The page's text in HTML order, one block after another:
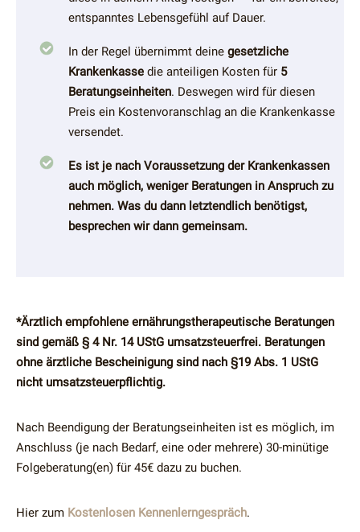
entspanntes Lebensgefühl auf Dauer.
In der Regel übernimmt deinegesetzliche
Krankenkassedie anteiligen Kosten für 5
Beratungseinheiten. Deswegen wird für diesen
Preis ein Kostenvoranschlag an die Krankenkasse
versendet.
Es ist je nach Voraussetzung der Krankenkassen
auch möglich, weniger Beratungen in Anspruch zu
nehmen. Was du dann letztendlich benötigst,
besprechen wir dann gemeinsam.
*Ärztlich empfohlene ernährungstherapeutische Beratungen
sind gemäß § 4 Nr. 14 UStG umsatzsteuerfrei. Beratungen
ohne ärztliche Bescheinigung sind nach §19 Abs. 1 UStG
nicht umsatzsteuerpflichtig.
Nach Beendigung der Beratungseinheiten ist es möglich, im
Anschluss (je nach Bedarf, eine oder mehrere) 30-minütige
Folgeberatung(en) für 45€ dazu zu buchen.
Hier zum Kostenlosen Kennenlerngespräch.